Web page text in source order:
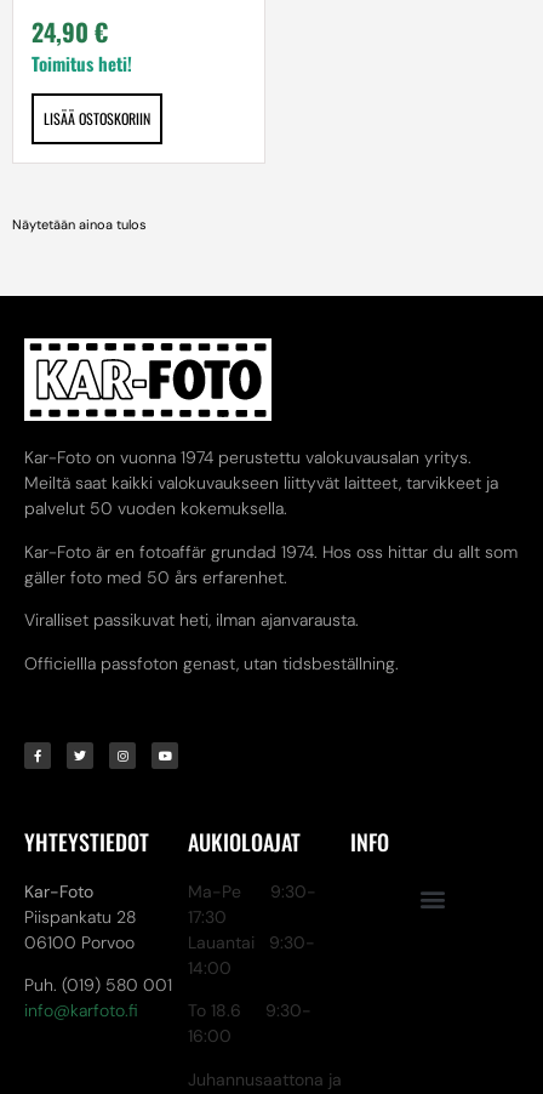
24,90 €
Toimitus heti!
LISÄÄ OSTOSKORIIN
Näytetään ainoa tulos
Kar-Foto on vuonna 1974 perustettu valokuvausalan yritys.
Meiltä saat kaikki valokuvaukseen liittyvät laitteet, tarvikkeet ja
palvelut 50 vuoden kokemuksella.
Kar-Foto är en fotoaffär grundad 1974. Hos oss hittar du allt som
gäller foto med 50 års erfarenhet.
Viralliset passikuvat heti, ilman ajanvarausta.
Officiellla passfoton genast, utan tidsbeställning.
YHTEYSTIEDOT
Kar-Foto
Piispankatu 28
06100 Porvoo
Puh. (019) 580 001
info@karfoto.fi
AUKIOLOAJAT
Ma-Pe 9:30-
17:30
Lauantai 9:30-
14:00
To 18.6 9:30-
16:00
Juhannusaattona ja
INFO